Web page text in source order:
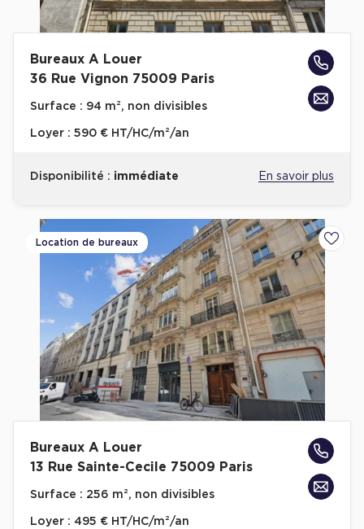
Bureaux A Louer
36 Rue Vignon 75009 Paris
Surface : 94 m², non divisibles
Loyer : 590 € HT/HC/m²/an
Disponibilité : immédiate En savoir plus
Location de bureaux
Bureaux A Louer
13 Rue Sainte-Cecile 75009 Paris
Surface : 256 m², non divisibles
Loyer : 495 € HT/HC/m²/an